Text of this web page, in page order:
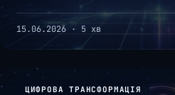
15.06.2026 · 5 хв
ЦИФРОВА ТРАНСФОРМАЦІЯ